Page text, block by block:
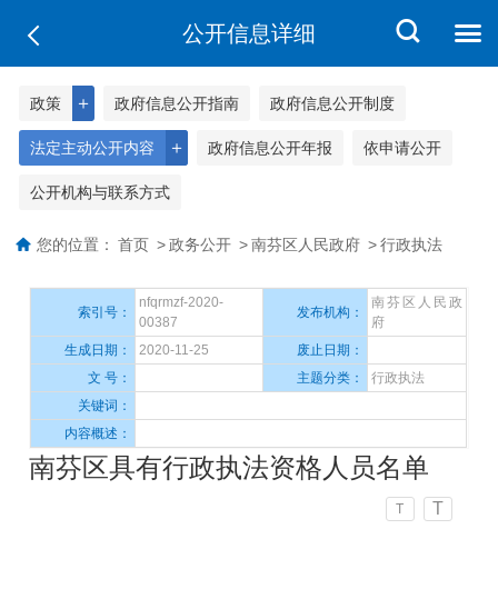
公开信息详细
＋
政策 政府信息公开指南 政府信息公开制度
＋
法定主动公开内容 政府信息公开年报 依申请公开
公开机构与联系方式
您的位置： 首页 > 政务公开 > 南芬区人民政府 > 行政执法
索引号：
nfqrmzf-2020-
00387
发布机构：
南芬区人民政
府
生成日期：
2020-11-25
废止日期：
文 号：
主题分类：
行政执法
关键词：
内容概述：
南芬区具有行政执法资格人员名单
T T